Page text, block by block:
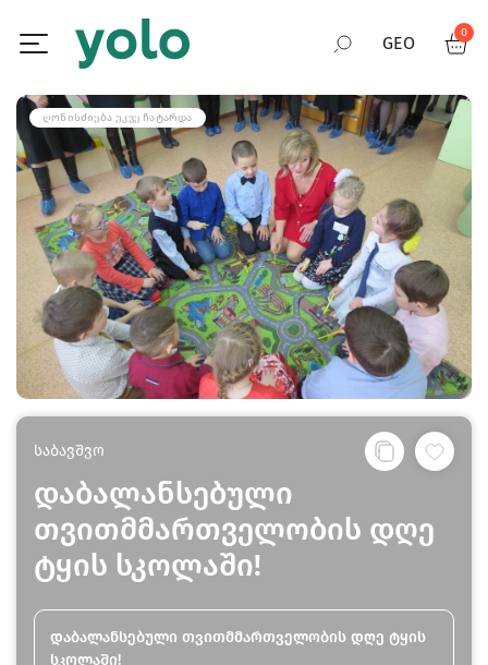
GEO
RUS
ENG
0
ᲦᲝᲜᲘᲡᲫᲘᲔᲑᲐ ᲣᲙᲕᲔ ᲩᲐᲢᲐᲠᲓᲐ
საბავშვო
დაბალანსებული
თვითმმართველობის დღე
ტყის სკოლაში!
დაბალანსებული თვითმმართველობის დღე ტყის
სკოლაში!